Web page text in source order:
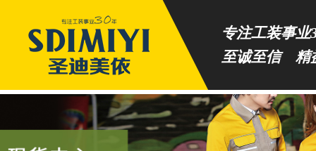
专注工装事业
至诚至信 精